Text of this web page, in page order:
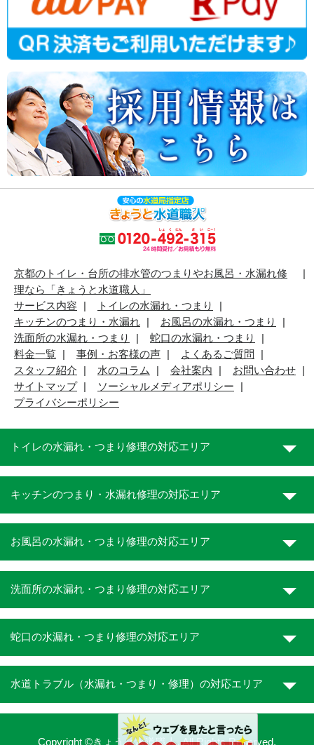
京都のトイレ・台所の排水管のつまりやお風呂・水漏れ修
理なら「きょうと水道職人」
サービス内容
トイレの水漏れ・つまり
キッチンのつまり・水漏れ
お風呂の水漏れ・つまり
洗面所の水漏れ・つまり
蛇口の水漏れ・つまり
料金一覧
事例・お客様の声
よくあるご質問
スタッフ紹介
水のコラム 会社案内
お問い合わせ
サイトマップ
ソーシャルメディアポリシー
プライバシーポリシー
トイレの水漏れ・つまり修理の対応エリア
キッチンのつまり・水漏れ修理の対応エリア
お風呂の水漏れ・つまり修理の対応エリア
洗面所の水漏れ・つまり修理の対応エリア
蛇口の水漏れ・つまり修理の対応エリア
水道トラブル（水漏れ・つまり・修理）の対応エリア
Copyright ©きょうと水道職人. All Rights Reserved.